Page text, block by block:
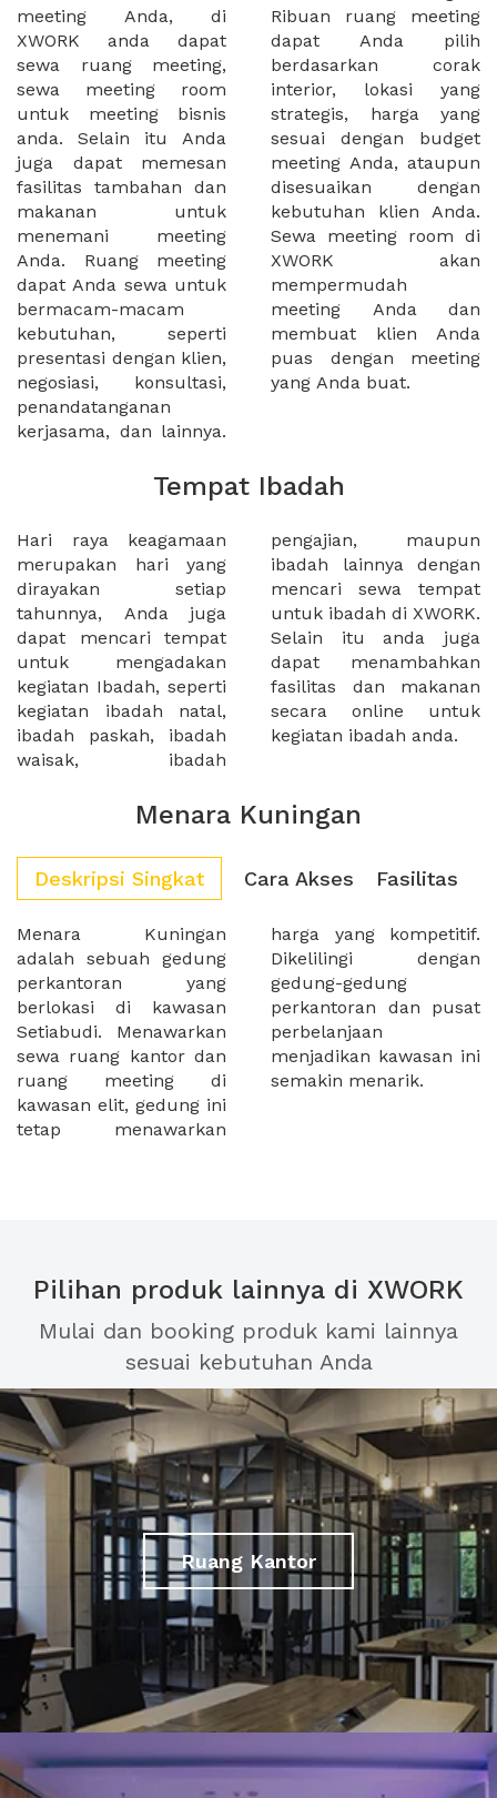
meeting Anda, di
XWORK anda dapat
sewa ruang meeting,
sewa meeting room
untuk meeting bisnis
anda. Selain itu Anda
juga dapat memesan
fasilitas tambahan dan
makanan untuk
menemani meeting
Anda. Ruang meeting
dapat Anda sewa untuk
bermacam-macam
kebutuhan, seperti
presentasi dengan klien,
negosiasi, konsultasi,
penandatanganan
kerjasama, dan lainnya.
Ribuan ruang meeting
dapat Anda pilih
berdasarkan corak
interior, lokasi yang
strategis, harga yang
sesuai dengan budget
meeting Anda, ataupun
disesuaikan dengan
kebutuhan klien Anda.
Sewa meeting room di
XWORK akan
mempermudah
meeting Anda dan
membuat klien Anda
puas dengan meeting
yang Anda buat.
Tempat Ibadah
Hari raya keagamaan
merupakan hari yang
dirayakan setiap
tahunnya, Anda juga
dapat mencari tempat
untuk mengadakan
kegiatan Ibadah, seperti
kegiatan ibadah natal,
ibadah paskah, ibadah
waisak, ibadah
pengajian, maupun
ibadah lainnya dengan
mencari sewa tempat
untuk ibadah di XWORK.
Selain itu anda juga
dapat menambahkan
fasilitas dan makanan
secara online untuk
kegiatan ibadah anda.
Menara Kuningan
Deskripsi Singkat Cara Akses Fasilitas
Menara Kuningan
adalah sebuah gedung
perkantoran yang
berlokasi di kawasan
Setiabudi. Menawarkan
sewa ruang kantor dan
ruang meeting di
kawasan elit, gedung ini
tetap menawarkan
harga yang kompetitif.
Dikelilingi dengan
gedung-gedung
perkantoran dan pusat
perbelanjaan
menjadikan kawasan ini
semakin menarik.
Pilihan produk lainnya di XWORK
Mulai dan booking produk kami lainnya
sesuai kebutuhan Anda
Ruang Kantor